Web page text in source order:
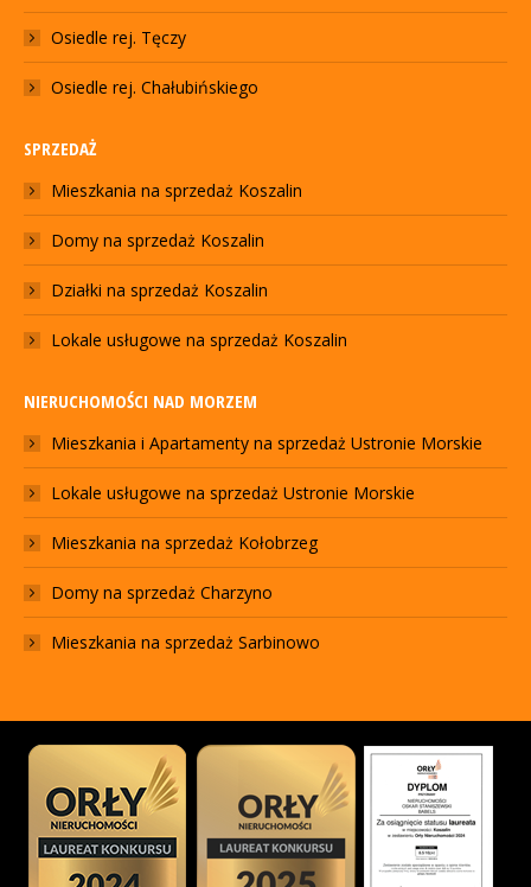
Osiedle rej. Tęczy
Osiedle rej. Chałubińskiego
SPRZEDAŻ
Mieszkania na sprzedaż Koszalin
Domy na sprzedaż Koszalin
Działki na sprzedaż Koszalin
Lokale usługowe na sprzedaż Koszalin
NIERUCHOMOŚCI NAD MORZEM
Mieszkania i Apartamenty na sprzedaż Ustronie Morskie
Lokale usługowe na sprzedaż Ustronie Morskie
Mieszkania na sprzedaż Kołobrzeg
Domy na sprzedaż Charzyno
Mieszkania na sprzedaż Sarbinowo